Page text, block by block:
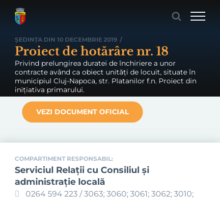
ȘEDINȚA DIN 10 DECEMBRIE 2019 /
Proiect de hotărâre nr. 18
Privind prelungirea duratei de închiriere a unor
contracte având ca obiect unități de locuit, situate în
municipiul Cluj-Napoca, str. Platanilor f.n. Proiect din
inițiativa primarului.
VEZI DOCUMENT OFICIAL
COMPARTIMENT RESPONSABIL:
Serviciul Relaţii cu Consiliul şi
administraţie locală
0264 594 223 / 3063; 3060; 3061; 3062; 3010;